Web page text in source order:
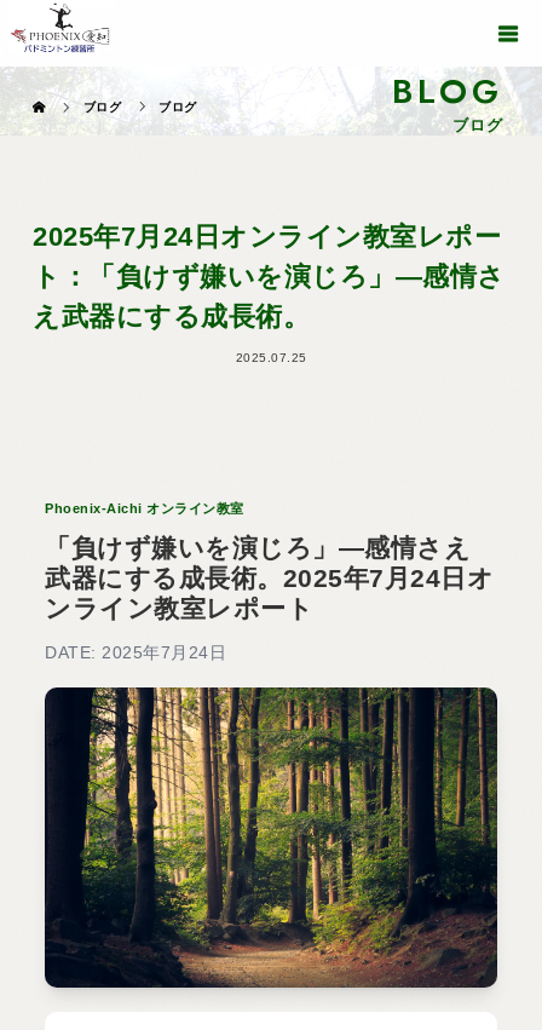
BLOG
ブログ
ブログ ブログ
2025年7月24日オンライン教室レポー
ト：「負けず嫌いを演じろ」—感情さ
え武器にする成長術。
2025.07.25
Phoenix-Aichi オンライン教室
「負けず嫌いを演じろ」—感情さえ
武器にする成長術。2025年7月24日オ
ンライン教室レポート
DATE: 2025年7月24日